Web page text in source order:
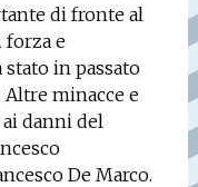
di fronte al
forza e
stato in passato
minacce e
danni del
De Marco.